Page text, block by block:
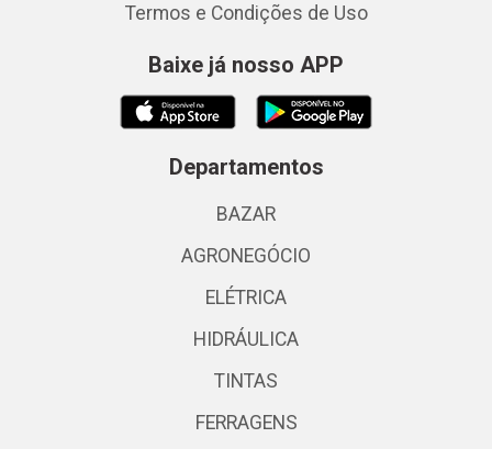
Termos e Condições de Uso
Baixe já nosso APP
Departamentos
BAZAR
AGRONEGÓCIO
ELÉTRICA
HIDRÁULICA
TINTAS
FERRAGENS